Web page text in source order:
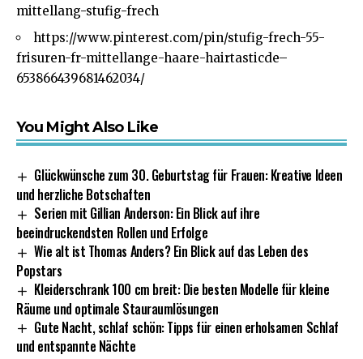
mittellang-stufig-frech
https://www.pinterest.com/pin/stufig-frech-55-
frisuren-fr-mittellange-haare-hairtasticde–
653866439681462034/
You Might Also Like
Glückwünsche zum 30. Geburtstag für Frauen: Kreative Ideen
und herzliche Botschaften
Serien mit Gillian Anderson: Ein Blick auf ihre
beeindruckendsten Rollen und Erfolge
Wie alt ist Thomas Anders? Ein Blick auf das Leben des
Popstars
Kleiderschrank 100 cm breit: Die besten Modelle für kleine
Räume und optimale Stauraumlösungen
Gute Nacht, schlaf schön: Tipps für einen erholsamen Schlaf
und entspannte Nächte